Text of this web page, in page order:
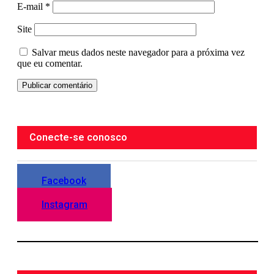
E-mail *
Site
Salvar meus dados neste navegador para a próxima vez
que eu comentar.
Conecte-se conosco
Facebook
Instagram